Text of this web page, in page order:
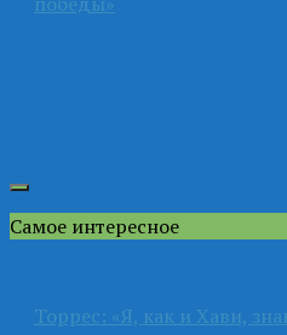
Самое интересное
Торрес: «Я, как и Хави,